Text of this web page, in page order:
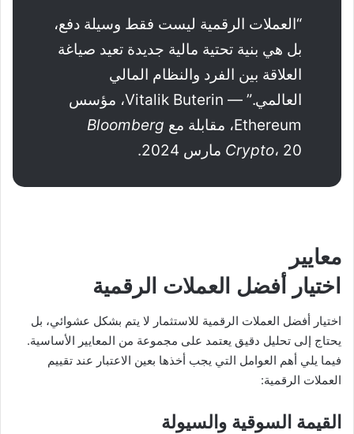
“العملات الرقمية ليست فقط وسيلة دفع،
بل هي بنية تحتية مالية جديدة تعيد صياغة
العلاقة بين الفرد والنظام المالي
العالمي.” — Vitalik Buterin، مؤسس
Ethereum، مقابلة مع
Bloomberg
Crypto، 20 مارس 2024.
معايير
اختيار أفضل العملات الرقمية
اختيار أفضل العملات الرقمية للاستثمار لا يتم بشكل عشوائي، بل
يحتاج إلى تحليل دقيق يعتمد على مجموعة من المعايير الأساسية.
فيما يلي أهم العوامل التي يجب أخذها بعين الاعتبار عند تقييم
العملات الرقمية:
القيمة السوقية والسيولة